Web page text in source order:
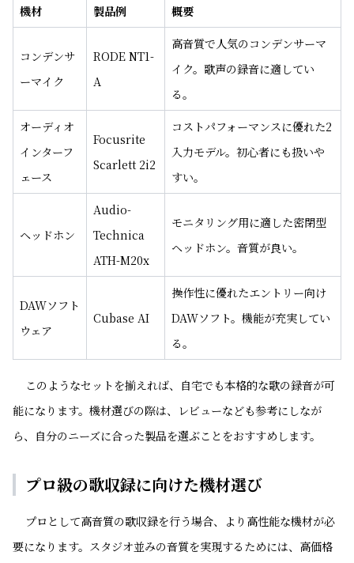
機材 製品例 概要
コンデンサ
ーマイク
RODE NT1-
A
高音質で人気のコンデンサーマ
イク。歌声の録音に適してい
る。
オーディオ
インターフ
ェース
Focusrite
Scarlett 2i2
コストパフォーマンスに優れた2
入力モデル。初心者にも扱いや
すい。
ヘッドホン
Audio-
Technica
ATH-M20x
モニタリング用に適した密閉型
ヘッドホン。音質が良い。
DAWソフト
ウェア
Cubase AI
操作性に優れたエントリー向け
DAWソフト。機能が充実してい
る。
このようなセットを揃えれば、自宅でも本格的な歌の録音が可
能になります。機材選びの際は、レビューなども参考にしなが
ら、自分のニーズに合った製品を選ぶことをおすすめします。
プロ級の歌収録に向けた機材選び
プロとして高音質の歌収録を行う場合、より高性能な機材が必
要になります。スタジオ並みの音質を実現するためには、高価格